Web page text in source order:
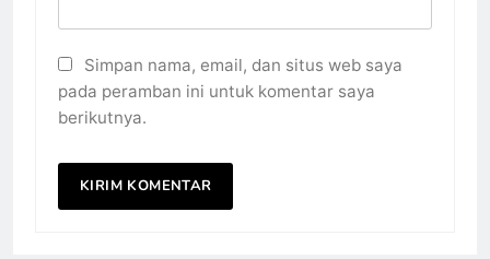
Simpan nama, email, dan situs web saya
pada peramban ini untuk komentar saya
berikutnya.